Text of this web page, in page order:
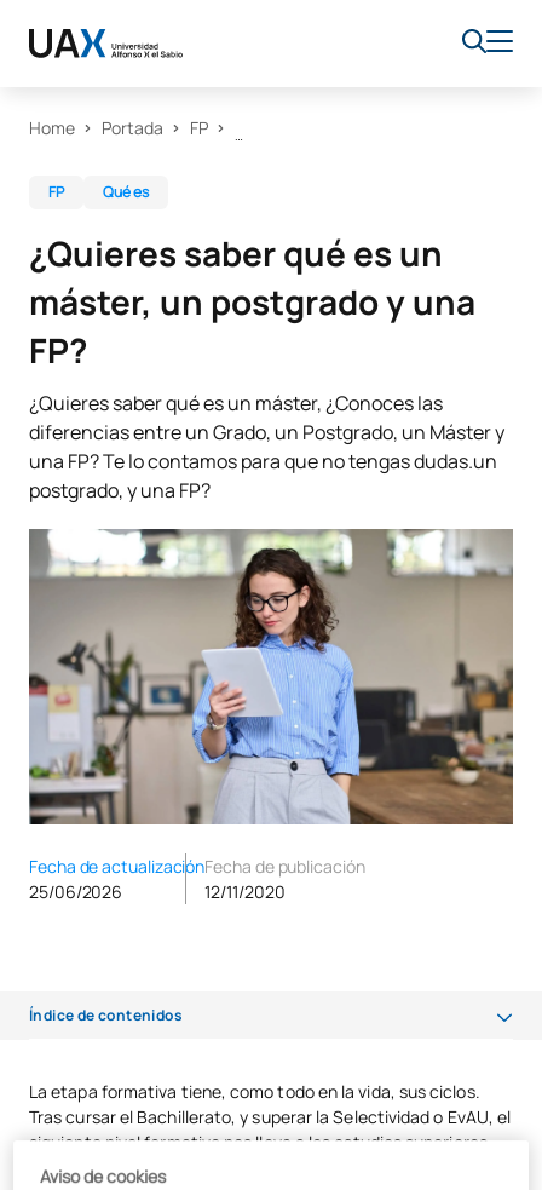
Home Portada FP
FP Qué es
¿Quieres saber qué es un
máster, un postgrado y una
FP?
¿Quieres saber qué es un máster, ¿Conoces las
diferencias entre un Grado, un Postgrado, un Máster y
una FP? Te lo contamos para que no tengas dudas.un
postgrado, y una FP?
Fecha de actualización
25/06/2026
Fecha de publicación
12/11/2020
Índice de contenidos
¿Cuál es la diferencia entre un Máster y un Doctorado?
La etapa formativa tiene, como todo en la vida, sus ciclos.
Tras cursar el Bachillerato, y superar la Selectividad o EvAU, el
siguiente nivel formativo nos lleva a los estudios superiores,
es decir, a la Universidad, donde podremos cursar
Aviso de cookies